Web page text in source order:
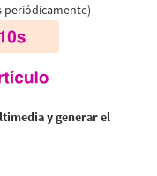
periódicamente)
y generar el